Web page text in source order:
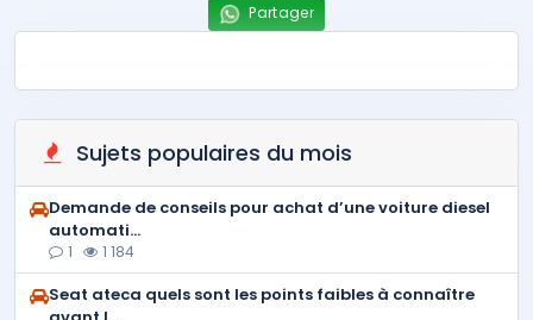
Partager
Sujets populaires du mois
Demande de conseils pour achat d’une voiture diesel
automati...
1 1 184
Seat ateca quels sont les points faibles à connaître